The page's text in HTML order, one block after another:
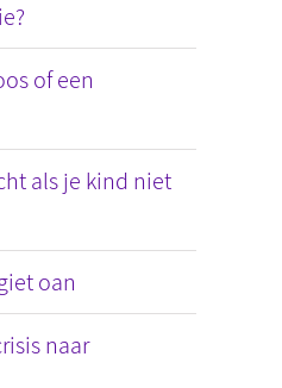
of een
als je kind niet
oan
naar